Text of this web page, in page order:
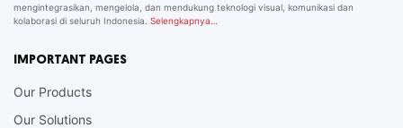
mengintegrasikan, mengelola, dan mendukung teknologi visual, komunikasi dan
kolaborasi di seluruh Indonesia. Selengkapnya…
IMPORTANT PAGES
Our Products
Our Solutions